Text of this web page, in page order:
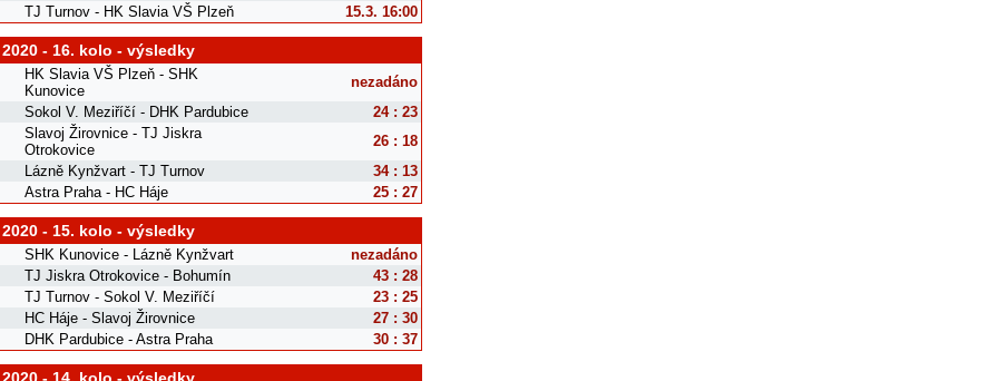
TJ Turnov - HK Slavia VŠ Plzeň
15.3. 16:00
- 16. kolo - výsledky
HK Slavia VŠ Plzeň - SHK
Kunovice
nezadáno
Sokol V. Meziříčí - DHK Pardubice
24 : 23
Slavoj Žirovnice - TJ Jiskra
Otrokovice
26 : 18
Lázně Kynžvart - TJ Turnov
34 : 13
Astra Praha - HC Háje
25 : 27
- 15. kolo - výsledky
SHK Kunovice - Lázně Kynžvart
nezadáno
TJ Jiskra Otrokovice - Bohumín
43 : 28
TJ Turnov - Sokol V. Meziříčí
23 : 25
HC Háje - Slavoj Žirovnice
27 : 30
DHK Pardubice - Astra Praha
30 : 37
- 14. kolo - výsledky